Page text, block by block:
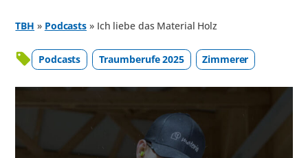
TBH » Podcasts » Ich liebe das Material Holz
Podcasts Traumberufe 2025 Zimmerer